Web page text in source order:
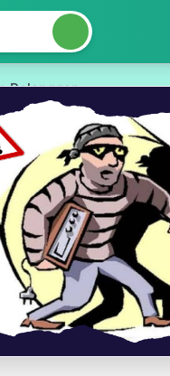
Pelanggan